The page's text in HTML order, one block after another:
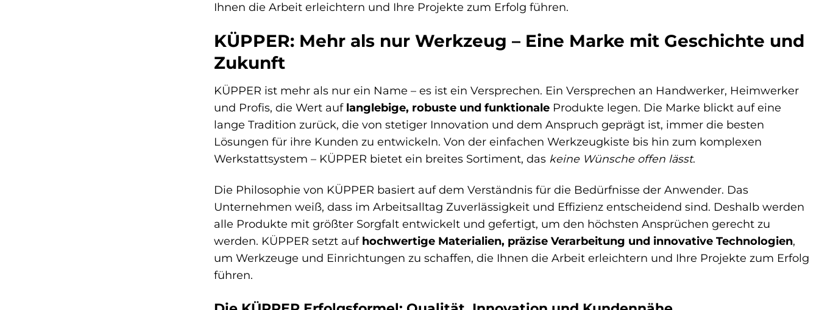
Ihnen die Arbeit erleichtern und Ihre Projekte zum Erfolg führen.
KÜPPER: Mehr als nur Werkzeug – Eine Marke mit Geschichte und
Zukunft
KÜPPER ist mehr als nur ein Name – es ist ein Versprechen. Ein Versprechen an Handwerker, Heimwerker
und Profis, die Wert auf langlebige, robuste und funktionale Produkte legen. Die Marke blickt auf eine
lange Tradition zurück, die von stetiger Innovation und dem Anspruch geprägt ist, immer die besten
Lösungen für ihre Kunden zu entwickeln. Von der einfachen Werkzeugkiste bis hin zum komplexen
Werkstattsystem – KÜPPER bietet ein breites Sortiment, das keine Wünsche offen lässt.
Die Philosophie von KÜPPER basiert auf dem Verständnis für die Bedürfnisse der Anwender. Das
Unternehmen weiß, dass im Arbeitsalltag Zuverlässigkeit und Effizienz entscheidend sind. Deshalb werden
alle Produkte mit größter Sorgfalt entwickelt und gefertigt, um den höchsten Ansprüchen gerecht zu
werden. KÜPPER setzt auf hochwertige Materialien, präzise Verarbeitung und innovative Technologien,
um Werkzeuge und Einrichtungen zu schaffen, die Ihnen die Arbeit erleichtern und Ihre Projekte zum Erfolg
führen.